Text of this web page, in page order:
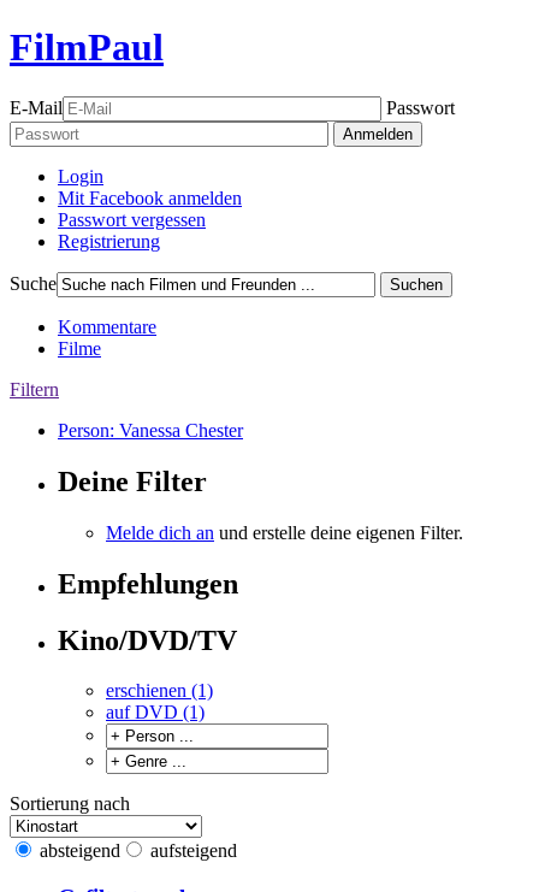
FilmPaul
E-Mail Passwort
Anmelden
Login
Mit Facebook anmelden
Passwort vergessen
Registrierung
Suche Suchen
Kommentare
Filme
Filtern
Person: Vanessa Chester
Deine Filter
Melde dich an und erstelle deine eigenen Filter.
Empfehlungen
Kino/DVD/TV
erschienen (1)
auf DVD (1)
Sortierung nach
absteigend aufsteigend